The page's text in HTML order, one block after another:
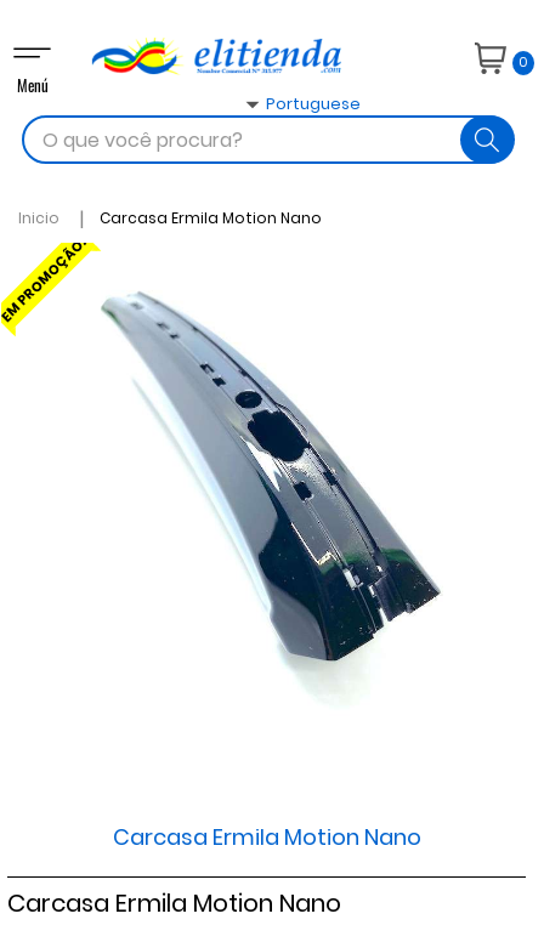
Toggle
navigation
Menú
0
Portuguese

Inicio Carcasa Ermila Motion Nano
Carcasa Ermila Motion Nano
Carcasa Ermila Motion Nano